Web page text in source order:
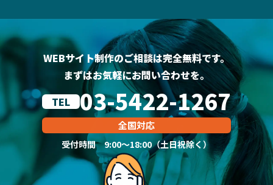
WEBサイト制作のご相談は完全無料です。
まずはお気軽にお問い合わせを。
TEL
03-5422-1267
全国対応
受付時間 9:00～18:00（土日祝除く）